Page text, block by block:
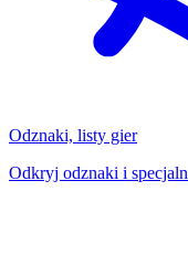
Odznaki, listy gier
Odkryj odznaki i